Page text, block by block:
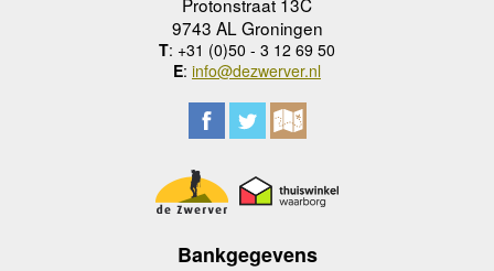
9743 AL Groningen
T: +31 (0)50 - 3 12 69 50
E: info@dezwerver.nl
Bankgegevens